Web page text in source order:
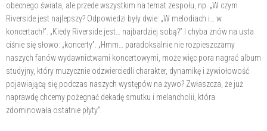
obecnego świata, ale przede wszystkim na temat zespołu, np. „W czym
Riverside jest najlepszy? Odpowiedzi były dwie: „W melodiach i… w
koncertach!”. „Kiedy Riverside jest… najbardziej sobą?” I chyba znów na usta
ciśnie się słowo: „koncerty”. „Hmm… paradoksalnie nie rozpieszczamy
naszych fanów wydawnictwami koncertowymi, może więc pora nagrać album
studyjny, który muzycznie odzwierciedli charakter, dynamikę i żywiołowość
pojawiającą się podczas naszych występów na żywo? Zwłaszcza, że już
naprawdę chcemy pożegnać dekadę smutku i melancholii, która
zdominowała ostatnie płyty”.